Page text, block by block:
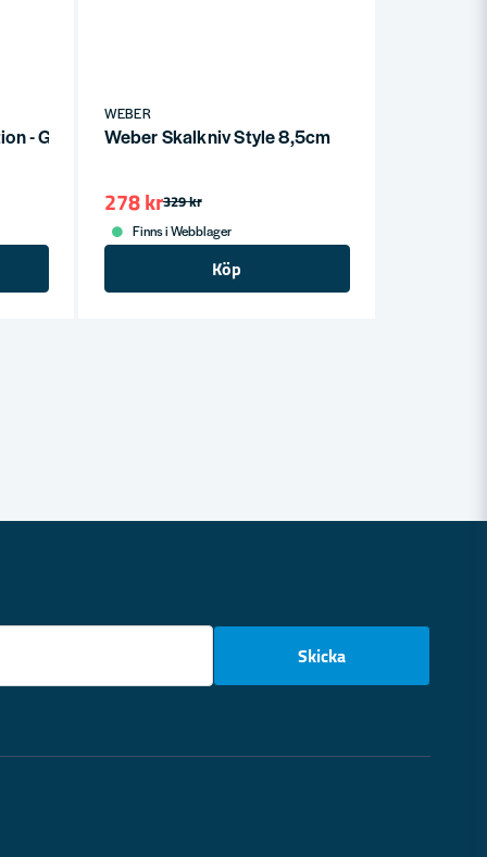
- GBS Black
WEBER
Weber Skalkniv Style 8,5cm
329 kr
278 kr
Finns i Webblager
Köp
Skicka